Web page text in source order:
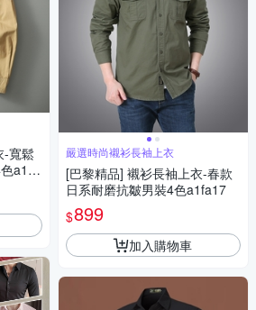
-寬鬆
a1fa
嚴選時尚襯衫長袖上衣
[巴黎精品] 襯衫長袖上衣-春款
日系耐磨抗皺男裝4色a1fa17
$899
加入購物車